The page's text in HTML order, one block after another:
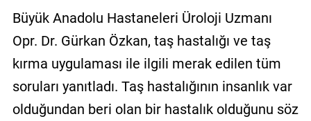
Kullanıcı
Sözleşmesi
Büyük Anadolu Hastaneleri Üroloji Uzmanı
Opr. Dr. Gürkan Özkan, taş hastalığı ve taş
kırma uygulaması ile ilgili merak edilen tüm
soruları yanıtladı. Taş hastalığının insanlık var
olduğundan beri olan bir hastalık olduğunu söz